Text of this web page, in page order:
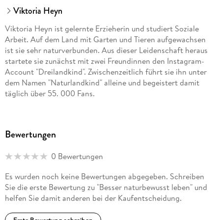
Viktoria Heyn
Viktoria Heyn ist gelernte Erzieherin und studiert Soziale
Arbeit. Auf dem Land mit Garten und Tieren aufgewachsen
ist sie sehr naturverbunden. Aus dieser Leidenschaft heraus
startete sie zunächst mit zwei Freundinnen den Instagram-
Account "Dreilandkind". Zwischenzeitlich führt sie ihn unter
dem Namen "Naturlandkind" alleine und begeistert damit
täglich über 55. 000 Fans.
Bewertungen
0 Bewertungen
Es wurden noch keine Bewertungen abgegeben. Schreiben
Sie die erste Bewertung zu "Besser naturbewusst leben" und
helfen Sie damit anderen bei der Kaufentscheidung.